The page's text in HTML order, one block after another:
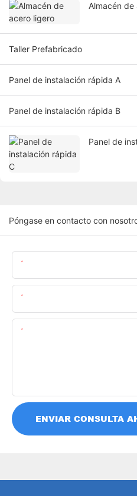
Almacén
Taller Prefabricado
Panel de instalación rápida A
Panel de instalación rápida B
Panel de
Póngase en contacto con
ENVIAR CONSULTA